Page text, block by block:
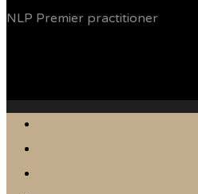
NLP Premier practitioner